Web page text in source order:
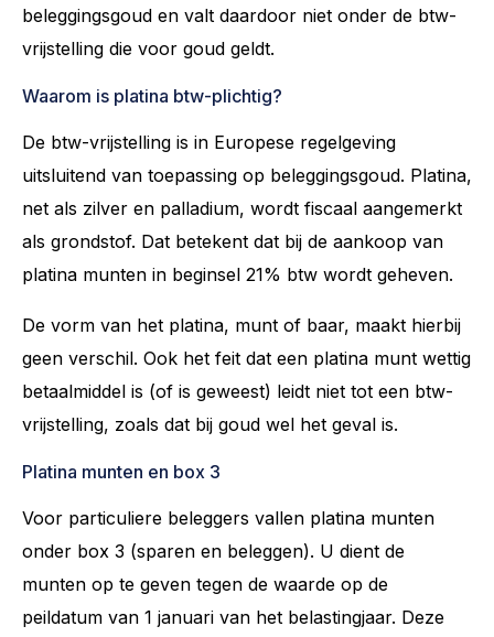
beleggingsgoud en valt daardoor niet onder de btw-
vrijstelling die voor goud geldt.
Waarom is platina btw-plichtig?
De btw-vrijstelling is in Europese regelgeving
uitsluitend van toepassing op beleggingsgoud. Platina,
net als zilver en palladium, wordt fiscaal aangemerkt
als grondstof. Dat betekent dat bij de aankoop van
platina munten in beginsel 21% btw wordt geheven.
De vorm van het platina, munt of baar, maakt hierbij
geen verschil. Ook het feit dat een platina munt wettig
betaalmiddel is (of is geweest) leidt niet tot een btw-
vrijstelling, zoals dat bij goud wel het geval is.
Platina munten en box 3
Voor particuliere beleggers vallen platina munten
onder box 3 (sparen en beleggen). U dient de
munten op te geven tegen de waarde op de
peildatum van 1 januari van het belastingjaar. Deze